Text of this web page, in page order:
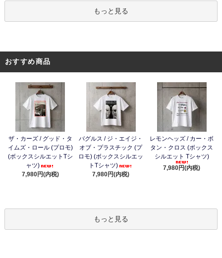
もっと見る
おすすめ商品
ザ・カーズ / グッド・タ
イムズ・ロール (プロモ)
(ボックスシルエットTシ
ャツ)
7,980円(内税)
バグルス / ジ・エイジ・
オブ・プラスチック (プ
ロモ) (ボックスシルエッ
トTシャツ)
7,980円(内税)
レモンヘッズ / カー・ボ
タン・クロス (ボックス
シルエット Tシャツ)
7,980円(内税)
もっと見る